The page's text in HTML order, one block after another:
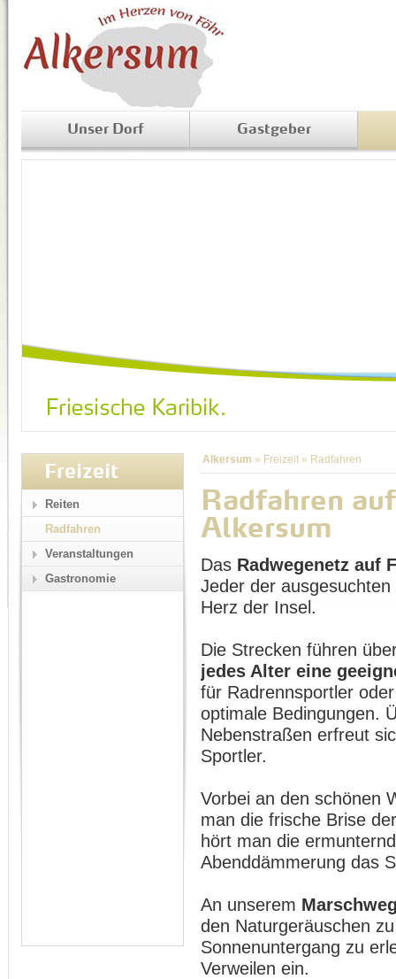
Unser Dorf Gastgeber
Alkersum » Freizeit » Radfahren
Radfahren
Alkersum
Das Radwegenetz auf
Jeder der
Herz der Insel.
Die Strecken führen
jedes Alter eine
für Radrennsportler
optimale Bedingungen.
Nebenstraßen erfreut
Sportler.
Vorbei an den schönen
man die frische Brise
hört man die
Abenddämmerung das
An unserem
den Naturgeräuschen
Sonnenuntergang zu
Verweilen ein.
Freizeit
Reiten
Radfahren
Veranstaltungen
Gastronomie